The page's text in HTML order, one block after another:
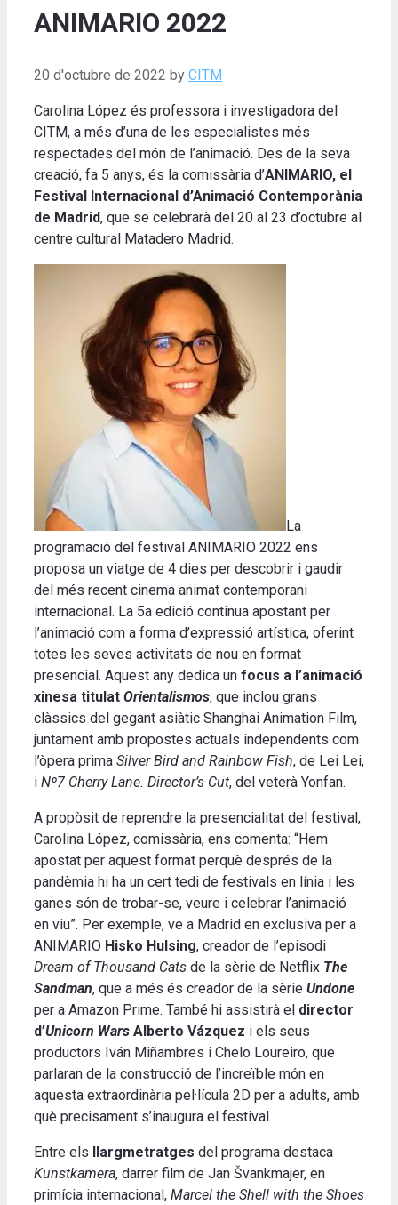
ANIMARIO 2022
20 d'octubre de 2022 by CITM
Carolina López és professora i investigadora del
CITM, a més d’una de les especialistes més
respectades del món de l’animació. Des de la seva
creació, fa 5 anys, és la comissària d’ANIMARIO, el
Festival Internacional d’Animació Contemporània
de Madrid, que se celebrarà del 20 al 23 d’octubre al
centre cultural Matadero Madrid.
La
programació del festival ANIMARIO 2022 ens
proposa un viatge de 4 dies per descobrir i gaudir
del més recent cinema animat contemporani
internacional. La 5a edició continua apostant per
l’animació com a forma d’expressió artística, oferint
totes les seves activitats de nou en format
presencial. Aquest any dedica un focus a l’animació
xinesa titulat Orientalismos, que inclou grans
clàssics del gegant asiàtic Shanghai Animation Film,
juntament amb propostes actuals independents com
l’òpera prima Silver Bird and Rainbow Fish, de Lei Lei,
i Nº7 Cherry Lane. Director’s Cut, del veterà Yonfan.
A propòsit de reprendre la presencialitat del festival,
Carolina López, comissària, ens comenta: “Hem
apostat per aquest format perquè després de la
pandèmia hi ha un cert tedi de festivals en línia i les
ganes són de trobar-se, veure i celebrar l’animació
en viu”. Per exemple, ve a Madrid en exclusiva per a
ANIMARIO Hisko Hulsing, creador de l’episodi
Dream of Thousand Cats de la sèrie de Netflix The
Sandman, que a més és creador de la sèrie Undone
per a Amazon Prime. També hi assistirà el director
d’Unicorn Wars Alberto Vázquez i els seus
productors Iván Miñambres i Chelo Loureiro, que
parlaran de la construcció de l’increïble món en
aquesta extraordinària pel·lícula 2D per a adults, amb
què precisament s’inaugura el festival.
Entre els llargmetratges del programa destaca
Kunstkamera, darrer film de Jan Švankmajer, en
primícia internacional, Marcel the Shell with the Shoes